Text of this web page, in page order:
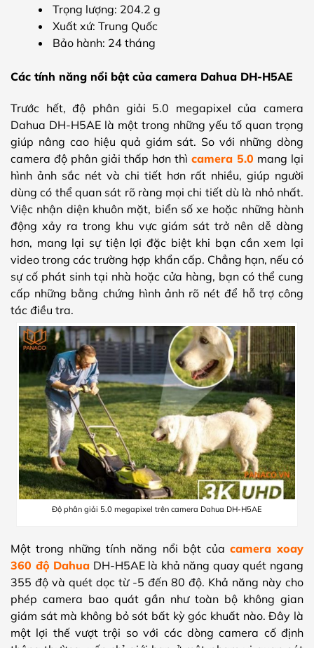
Trọng lượng: 204.2 g
Xuất xứ: Trung Quốc
Bảo hành: 24 tháng
Các tính năng nổi bật của camera Dahua DH-H5AE
Trước hết, độ phân giải 5.0 megapixel của camera
Dahua DH-H5AE là một trong những yếu tố quan trọng
giúp nâng cao hiệu quả giám sát. So với những dòng
camera độ phân giải thấp hơn thì camera 5.0 mang lại
hình ảnh sắc nét và chi tiết hơn rất nhiều, giúp người
dùng có thể quan sát rõ ràng mọi chi tiết dù là nhỏ nhất.
Việc nhận diện khuôn mặt, biển số xe hoặc những hành
động xảy ra trong khu vực giám sát trở nên dễ dàng
hơn, mang lại sự tiện lợi đặc biệt khi bạn cần xem lại
video trong các trường hợp khẩn cấp. Chẳng hạn, nếu có
sự cố phát sinh tại nhà hoặc cửa hàng, bạn có thể cung
cấp những bằng chứng hình ảnh rõ nét để hỗ trợ công
tác điều tra.
Độ phân giải 5.0 megapixel trên camera Dahua DH-H5AE
Một trong những tính năng nổi bật của camera xoay
360 độ Dahua DH-H5AE là khả năng quay quét ngang
355 độ và quét dọc từ -5 đến 80 độ. Khả năng này cho
phép camera bao quát gần như toàn bộ không gian
giám sát mà không bỏ sót bất kỳ góc khuất nào. Đây là
một lợi thế vượt trội so với các dòng camera cố định